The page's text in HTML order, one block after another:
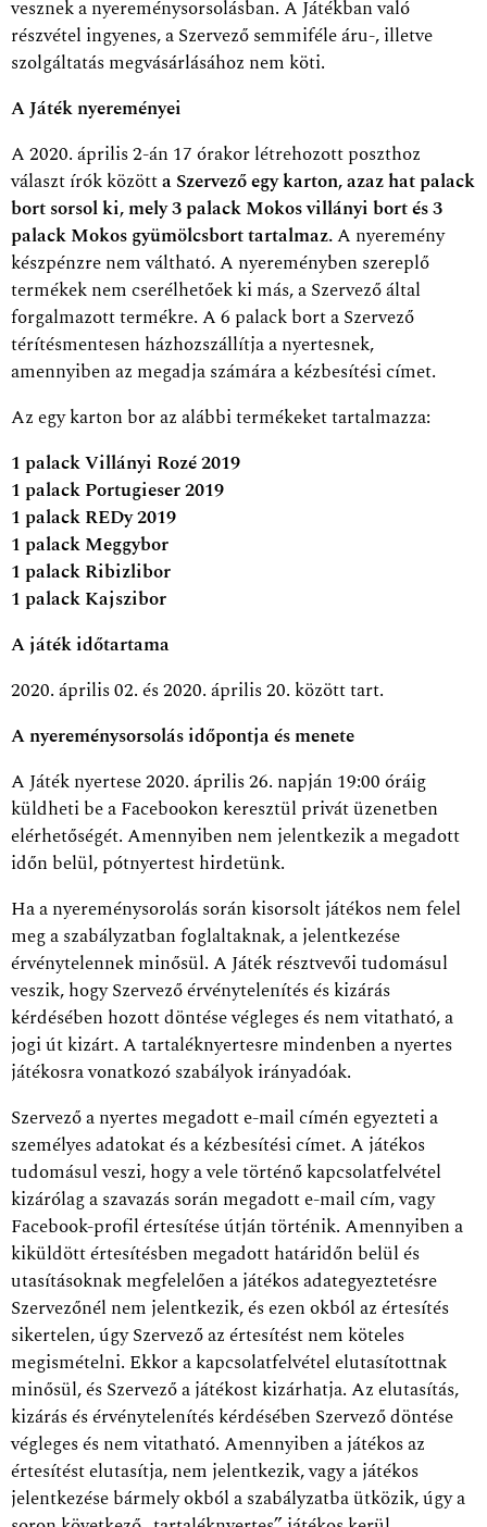
vesznek a nyereménysorsolásban. A Játékban való
részvétel ingyenes, a Szervező semmiféle áru-, illetve
szolgáltatás megvásárlásához nem köti.
A Játék nyereményei
A 2020. április 2-án 17 órakor létrehozott poszthoz
választ írók közötta Szervező egy karton, azaz hat palack
bort sorsol ki, mely 3 palack Mokos villányi bort és 3
palack Mokos gyümölcsbort tartalmaz.A nyeremény
készpénzre nem váltható. A nyereményben szereplő
termékek nem cserélhetőek ki más, a Szervező által
forgalmazott termékre. A 6 palack bort a Szervező
térítésmentesen házhozszállítja a nyertesnek,
amennyiben az megadja számára a kézbesítési címet.
Az egy karton bor az alábbi termékeket tartalmazza:
1 palack Villányi Rozé 2019
1 palack Portugieser 2019
1 palack REDy 2019
1 palack Meggybor
1 palack Ribizlibor
1 palack Kajszibor
A játék időtartama
2020. április 02. és 2020. április 20. között tart.
A nyereménysorsolás időpontja és menete
A Játék nyertese 2020. április 26. napján 19:00 óráig
küldheti be a Facebookon keresztül privát üzenetben
elérhetőségét. Amennyiben nem jelentkezik a megadott
időn belül, pótnyertest hirdetünk.
Ha a nyereménysorolás során kisorsolt játékos nem felel
meg a szabályzatban foglaltaknak, a jelentkezése
érvénytelennek minősül. A Játék résztvevői tudomásul
veszik, hogy Szervező érvénytelenítés és kizárás
kérdésében hozott döntése végleges és nem vitatható, a
jogi út kizárt. A tartaléknyertesre mindenben a nyertes
játékosra vonatkozó szabályok irányadóak.
Szervező a nyertes megadott e-mail címén egyezteti a
személyes adatokat és a kézbesítési címet. A játékos
tudomásul veszi, hogy a vele történő kapcsolatfelvétel
kizárólag a szavazás során megadott e-mail cím, vagy
Facebook-profil értesítése útján történik. Amennyiben a
kiküldött értesítésben megadott határidőn belül és
utasításoknak megfelelően a játékos adategyeztetésre
Szervezőnél nem jelentkezik, és ezen okból az értesítés
sikertelen, úgy Szervező az értesítést nem köteles
megismételni. Ekkor a kapcsolatfelvétel elutasítottnak
minősül, és Szervező a játékost kizárhatja. Az elutasítás,
kizárás és érvénytelenítés kérdésében Szervező döntése
végleges és nem vitatható. Amennyiben a játékos az
értesítést elutasítja, nem jelentkezik, vagy a játékos
jelentkezése bármely okból a szabályzatba ütközik, úgy a